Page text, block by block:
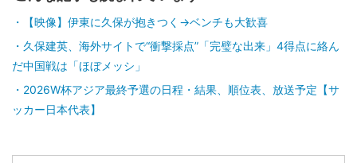
【映像】伊東に久保が抱きつく→ベンチも大歓喜
久保建英、海外サイトで“衝撃採点”「完璧な出来」4得点に絡ん
だ中国戦は「ほぼメッシ」
2026W杯アジア最終予選の日程・結果、順位表、放送予定【サ
ッカー日本代表】